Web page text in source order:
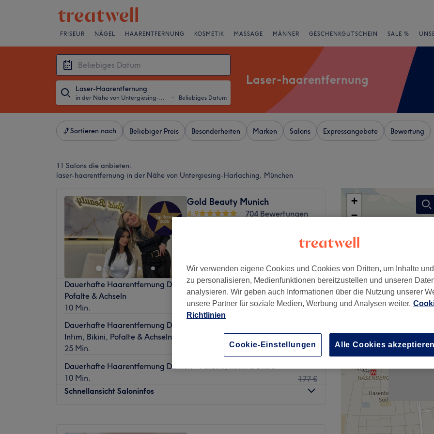
FRISEUR NÄGEL HAARENTFERNUNG KOSMETIK MASSAGE MÄNNER GESCHENKGUTSCHEIN SALE %
Laser-Haarentfernung
in der Nähe von Untergiesing-Harlaching, München ・ Beliebiges Datum
Laser-haarentfernung
Sortieren nach Beliebiger Preis Besonderheiten Marken Salons Expressangebote Bewertung
11 Salons die anbieten:
laser-haarentfernung in der Nähe von Untergiesing-Harlaching, München
Gold Beauty Munich
4,9
704 Bewertungen
Dauerhafte Haarentfernung Damen - Angebot: Intim, Bikini,
Pofalte & Achseln
10 Min.
109 €
190 €
Dauerhafte Haarentfernung Damen - Angebot: Unterschenkel,
Intim, Bikini, Pofalte & Achseln
25 Min.
305 €
Dauerhafte Haarentfernung Damen - Pofalte, Intim & Bikini
10 Min.
177 €
Schnellansicht Saloninfos
+
−
Wir verwenden eigene Cookies und Cookies von Dritten, um Inhalte
zu personalisieren, Medienfunktionen bereitzustellen und unseren
analysieren. Wir geben auch Informationen über die Nutzung unserer
unsere Partner für soziale Medien, Werbung und Analysen weiter.
Richtlinien
Cookie-Einstellungen Alle Cookies akzeptieren